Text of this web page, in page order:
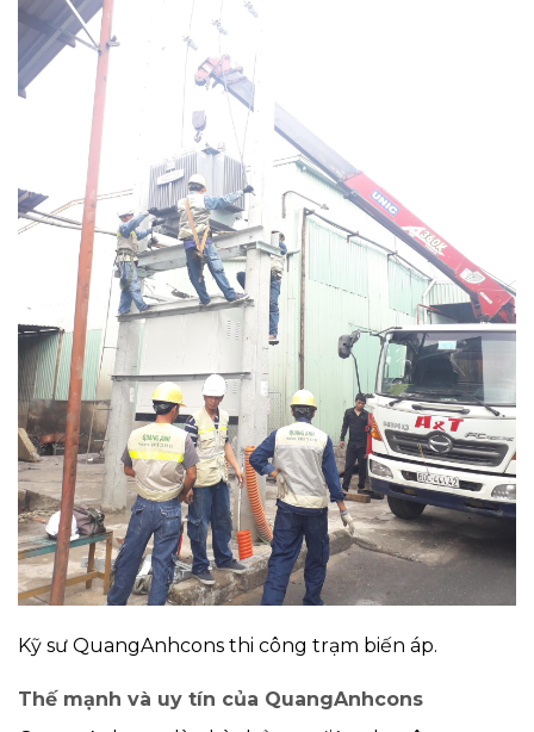
Kỹ sư QuangAnhcons thi công trạm biến áp.
Thế mạnh và uy tín của QuangAnhcons